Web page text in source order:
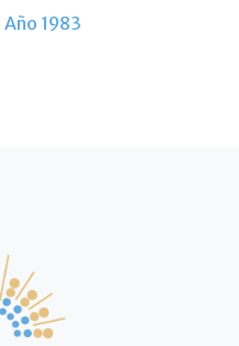
1983